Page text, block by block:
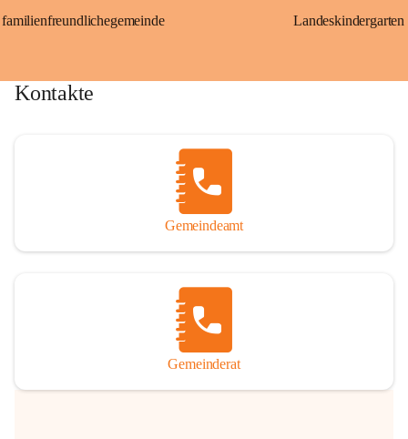
familienfreundlichegemeinde
Kontakte
Gemeindeamt
Gemeinderat